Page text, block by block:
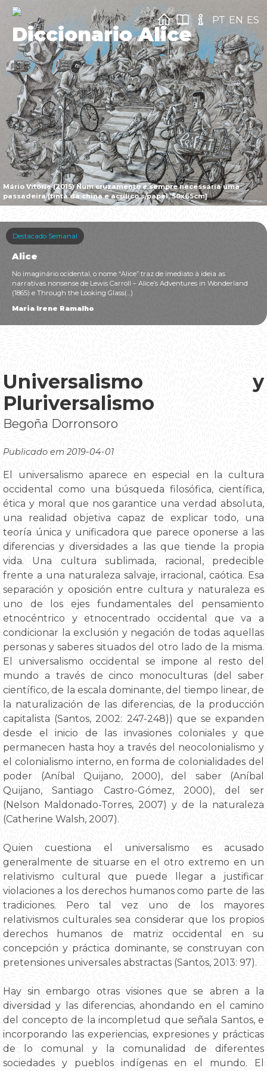
Mário Vitória (2015) Num cruzamento é sempre necessária uma
passadeira [tinta da china e acrílico s/papel, 50x65cm]
Diccionario Alice
PT EN ES
Destacado Semanal
Alice
No imaginário ocidental, o nome “Alice” traz de imediato à ideia as
narrativas nonsense de Lewis Carroll – Alice’s Adventures in Wonderland
(1865) e Through the Looking Glass(...)
Maria Irene Ramalho
Universalismo y
Pluriversalismo
Begoña Dorronsoro
Publicado em 2019-04-01
El universalismo aparece en especial en la cultura
occidental como una búsqueda filosófica, científica,
ética y moral que nos garantice una verdad absoluta,
una realidad objetiva capaz de explicar todo, una
teoría única y unificadora que parece oponerse a las
diferencias y diversidades a las que tiende la propia
vida. Una cultura sublimada, racional, predecible
frente a una naturaleza salvaje, irracional, caótica. Esa
separación y oposición entre cultura y naturaleza es
uno de los ejes fundamentales del pensamiento
etnocéntrico y etnocentrado occidental que va a
condicionar la exclusión y negación de todas aquellas
personas y saberes situados del otro lado de la misma.
El universalismo occidental se impone al resto del
mundo a través de cinco monoculturas (del saber
científico, de la escala dominante, del tiempo linear, de
la naturalización de las diferencias, de la producción
capitalista (Santos, 2002: 247-248)) que se expanden
desde el inicio de las invasiones coloniales y que
permanecen hasta hoy a través del neocolonialismo y
el colonialismo interno, en forma de colonialidades del
poder (Aníbal Quijano, 2000), del saber (Aníbal
Quijano, Santiago Castro-Gómez, 2000), del ser
(Nelson Maldonado-Torres, 2007) y de la naturaleza
(Catherine Walsh, 2007).
Quien cuestiona el universalismo es acusado
generalmente de situarse en el otro extremo en un
relativismo cultural que puede llegar a justificar
violaciones a los derechos humanos como parte de las
tradiciones. Pero tal vez uno de los mayores
relativismos culturales sea considerar que los propios
derechos humanos de matriz occidental en su
concepción y práctica dominante, se construyan con
pretensiones universales abstractas (Santos, 2013: 97).
Hay sin embargo otras visiones que se abren a la
diversidad y las diferencias, ahondando en el camino
del concepto de la incompletud que señala Santos, e
incorporando las experiencias, expresiones y prácticas
de lo comunal y la comunalidad de diferentes
sociedades y pueblos indígenas en el mundo. El